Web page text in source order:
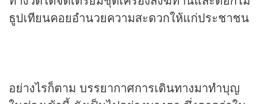
ธูปเทียนคอยอำนวยความสะดวกให้แก่ประชาชน
อย่างไรก็ตาม บรรยากาศการเดินทางมาทำบุญ